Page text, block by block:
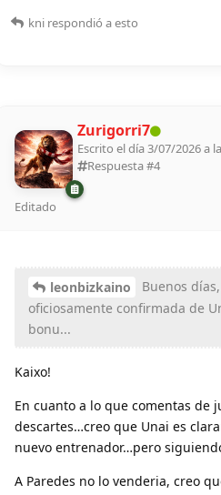
kni respondió a esto
Zurigorri7
Escrito el día 3/07/2026 a
Respuesta #4
Editado
leonbizkaino
Buenos
oficiosamente confirmada de
bonu...
Kaixo!
En cuanto a lo que comentas de
descartes…creo que Unai es
nuevo entrenador…pero
A Paredes no lo venderia, creo